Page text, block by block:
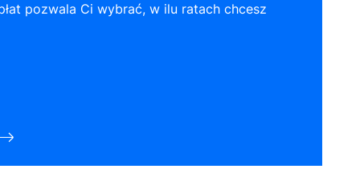
pozwala Ci wybrać, w ilu ratach chcesz